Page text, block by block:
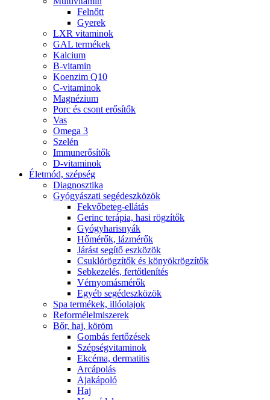
Felnőtt
Gyerek
LXR vitaminok
GAL termékek
Kalcium
B-vitamin
Koenzim Q10
C-vitaminok
Magnézium
Porc és csont erősítők
Vas
Omega 3
Szelén
Immunerősítők
D-vitaminok
Életmód, szépség
Diagnosztika
Gyógyászati segédeszközök
Fekvőbeteg-ellátás
Gerinc terápia, hasi rögzítők
Gyógyharisnyák
Hőmérők, lázmérők
Járást segítő eszközök
Csuklórögzítők és könyökrögzítők
Sebkezelés, fertőtlenítés
Vérnyomásmérők
Egyéb segédeszközök
Spa termékek, illóolajok
Reformélelmiszerek
Bőr, haj, köröm
Gombás fertőzések
Szépségvitaminok
Ekcéma, dermatitis
Arcápolás
Ajakápoló
Haj